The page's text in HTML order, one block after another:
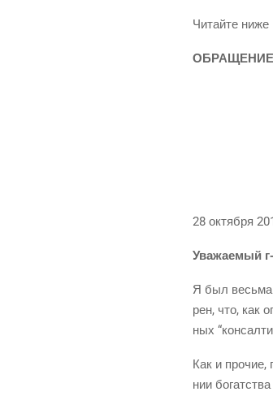
Читай­те
ОБРАЩЕНИЕ
28 октяб­ря
Ува­жа­е­мый
Я был весь­ма
рен, что, как
ных
Как и про­чие,
нии